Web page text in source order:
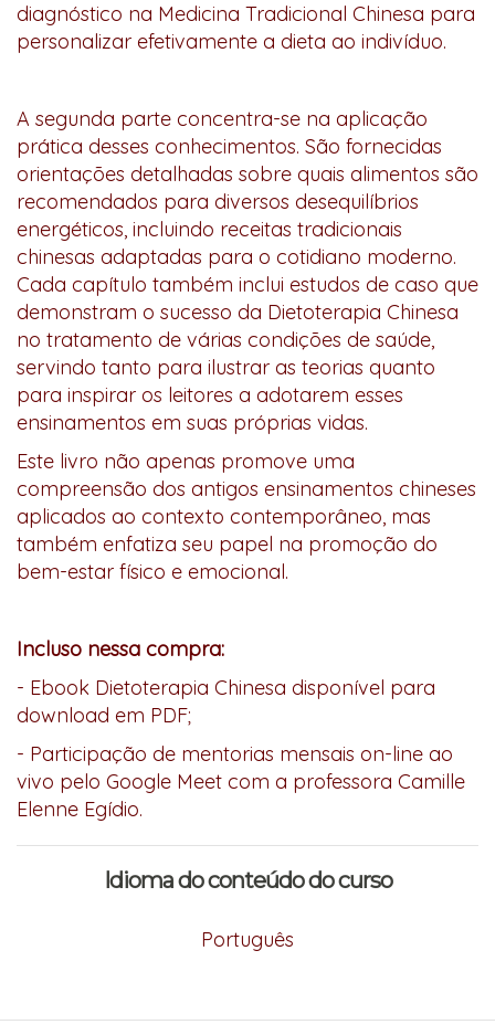
diagnóstico na Medicina Tradicional Chinesa para
personalizar efetivamente a dieta ao indivíduo.
A segunda parte concentra-se na aplicação
prática desses conhecimentos. São fornecidas
orientações detalhadas sobre quais alimentos são
recomendados para diversos desequilíbrios
energéticos, incluindo receitas tradicionais
chinesas adaptadas para o cotidiano moderno.
Cada capítulo também inclui estudos de caso que
demonstram o sucesso da Dietoterapia Chinesa
no tratamento de várias condições de saúde,
servindo tanto para ilustrar as teorias quanto
para inspirar os leitores a adotarem esses
ensinamentos em suas próprias vidas.
Este livro não apenas promove uma
compreensão dos antigos ensinamentos chineses
aplicados ao contexto contemporâneo, mas
também enfatiza seu papel na promoção do
bem-estar físico e emocional.
Incluso nessa compra:
- Ebook Dietoterapia Chinesa disponível para
download em PDF;
- Participação de mentorias mensais on-line ao
vivo pelo Google Meet com a professora Camille
Elenne Egídio.
Idioma do conteúdo do curso
Português